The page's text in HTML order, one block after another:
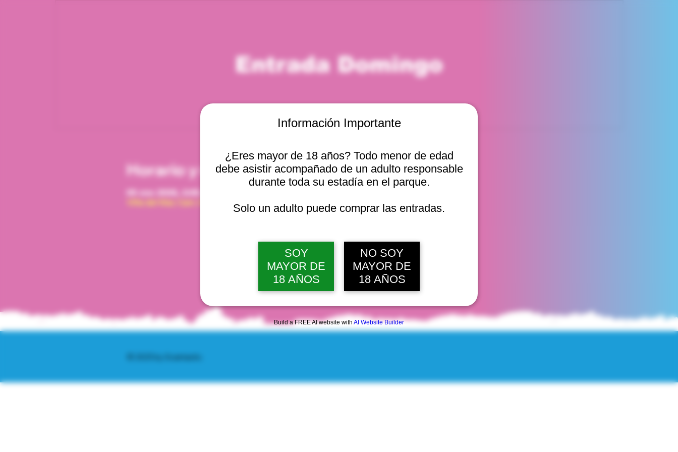
Información Importante
¿Eres mayor de 18 años? Todo menor de edad
debe asistir acompañado de un adulto responsable
durante toda su estadía en el parque.
Solo un adulto puede comprar las entradas.
SOY
MAYOR DE
18 AÑOS
NO SOY
MAYOR DE
18 AÑOS
Build a FREE AI website with AI Website Builder
Entrada Domingo
Horario y ubicación
Viña del Mar, Cam. Internacional 2440, 2541754 Viña del Mar, Valparaíso, Chile
© 2025 by Scantastic.